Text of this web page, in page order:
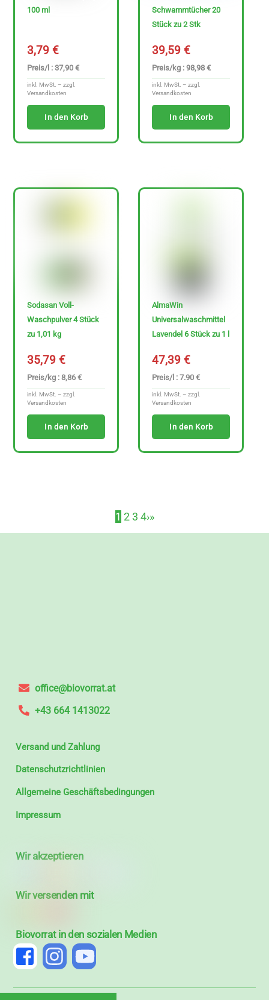
100 ml
3,79€
Preis/l : 37,90 €
inkl. MwSt. – zzgl.
Versandkosten
In den Korb
Schwammtücher 20
Stück zu 2 Stk
39,59€
Preis/kg : 98,98 €
inkl. MwSt. – zzgl.
Versandkosten
In den Korb
Sodasan Voll-
Waschpulver 4 Stück
zu 1,01 kg
35,79€
Preis/kg : 8,86 €
inkl. MwSt. – zzgl.
Versandkosten
In den Korb
AlmaWin
Universalwaschmittel
Lavendel 6 Stück zu 1 l
47,39€
Preis/l : 7.90 €
inkl. MwSt. – zzgl.
Versandkosten
In den Korb
1 2 3 4›»
office@biovorrat.at
+43 664 1413022
Versand und Zahlung
Datenschutzrichtlinien
Allgemeine Geschäftsbedingungen
Impressum
Wir akzeptieren
Wir versenden mit
Biovorrat in den sozialen Medien